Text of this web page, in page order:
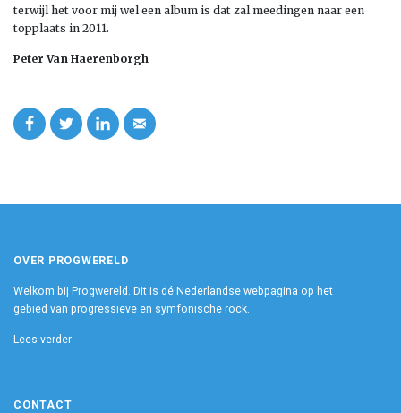
terwijl het voor mij wel een album is dat zal meedingen naar een
topplaats in 2011.
Peter Van Haerenborgh
OVER PROGWERELD
Welkom bij Progwereld. Dit is dé Nederlandse webpagina op het
gebied van progressieve en symfonische rock.
Lees verder
CONTACT